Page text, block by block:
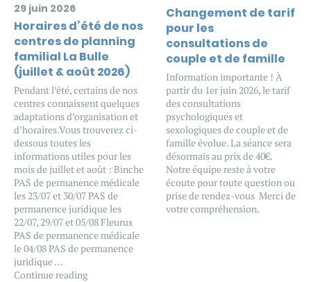
Horaires d’été de nos
centres de planning
familial La Bulle
(juillet & août 2026)
29 juin 2026
Pendant l’été, certains de nos
centres connaissent quelques
adaptations d’organisation et
d’horaires.Vous trouverez ci-
dessous toutes les
informations utiles pour les
mois de juillet et août : Binche
PAS de permanence médicale
les 23/07 et 30/07 PAS de
permanence juridique les
22/07, 29/07 et 05/08 Fleurus
PAS de permanence médicale
le 04/08 PAS de permanence
juridique …
Continue reading
Changement de tarif
pour les
consultations de
couple et de famille
Information importante ! À
partir du 1er juin 2026, le tarif
des consultations
psychologiques et
sexologiques de couple et de
famille évolue. La séance sera
désormais au prix de 40€.
Notre équipe reste à votre
écoute pour toute question ou
prise de rendez-vous Merci de
votre compréhension.